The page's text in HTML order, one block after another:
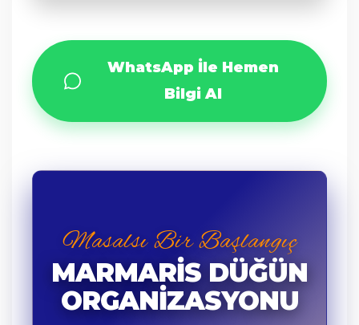
WhatsApp İle Hemen
Bilgi Al
Masalsı Bir Başlangıç
MARMARIS DÜĞÜN
ORGANIZASYONU